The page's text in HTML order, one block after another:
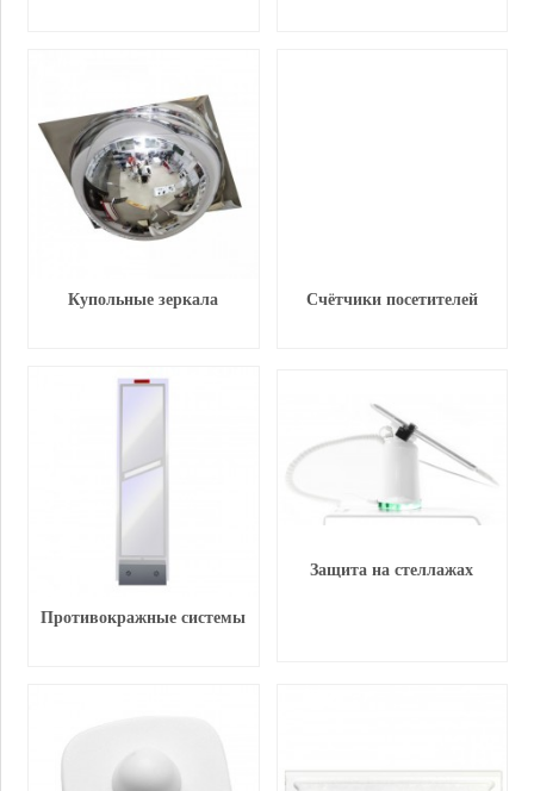
Купольные зеркала Счётчики посетителей
Противокражные системы
Защита на стеллажах